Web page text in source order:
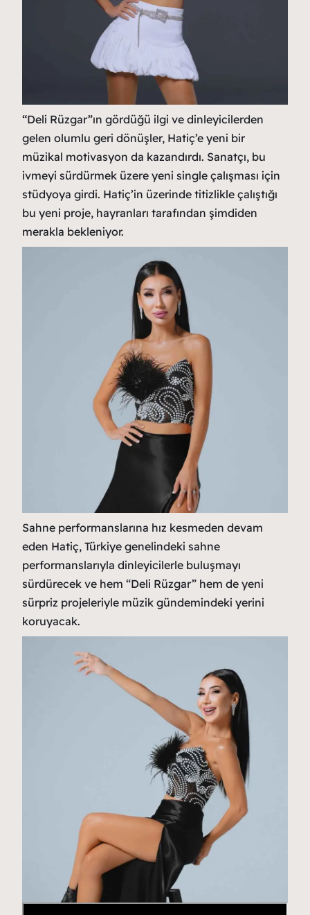
“Deli Rüzgar”ın gördüğü ilgi ve dinleyicilerden
gelen olumlu geri dönüşler, Hatiç’e yeni bir
müzikal motivasyon da kazandırdı. Sanatçı, bu
ivmeyi sürdürmek üzere yeni single çalışması için
stüdyoya girdi. Hatiç’in üzerinde titizlikle çalıştığı
bu yeni proje, hayranları tarafından şimdiden
merakla bekleniyor.
Sahne performanslarına hız kesmeden devam
eden Hatiç, Türkiye genelindeki sahne
performanslarıyla dinleyicilerle buluşmayı
sürdürecek ve hem “Deli Rüzgar” hem de yeni
sürpriz projeleriyle müzik gündemindeki yerini
koruyacak.